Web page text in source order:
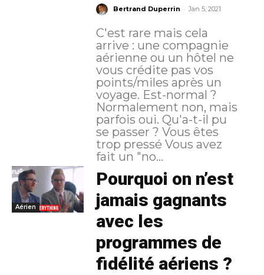
Bertrand Duperrin - Jan 5, 2021
C'est rare mais cela
arrive : une compagnie
aérienne ou un hôtel ne
vous crédite pas vos
points/miles après un
voyage. Est-normal ?
Normalement non, mais
parfois oui. Qu'a-t-il pu
se passer ? Vous êtes
trop pressé Vous avez
fait un "no...
Aérien
Pourquoi on n’est
jamais gagnants
avec les
programmes de
fidélité aériens ?